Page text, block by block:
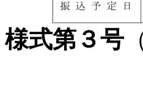
様式第３号